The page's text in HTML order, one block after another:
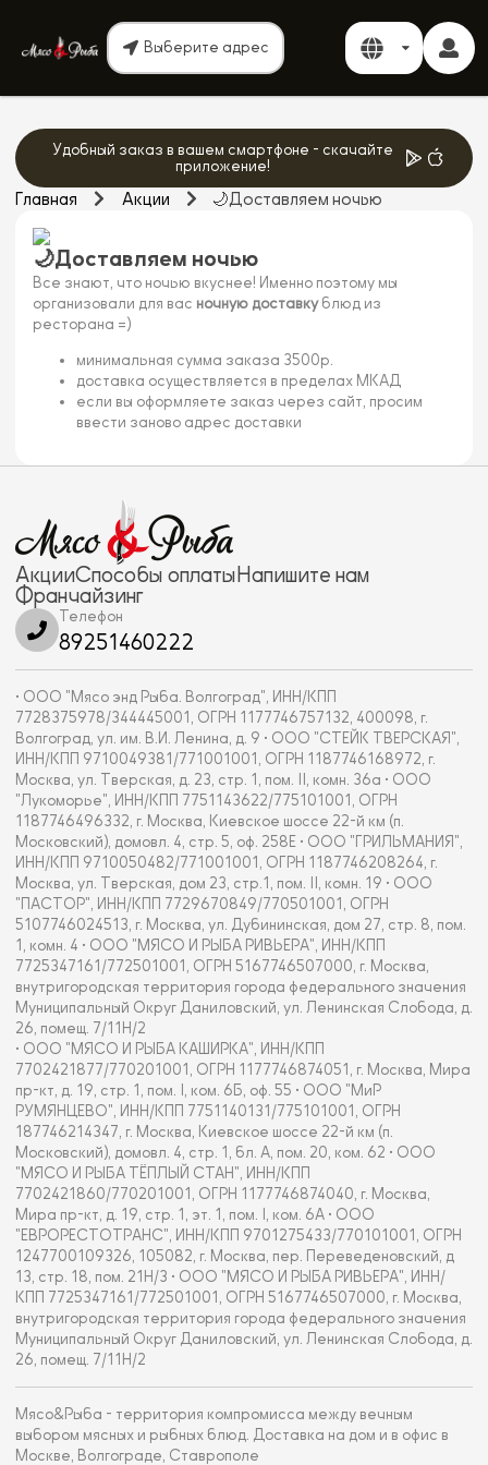
Выберите адрес
Удобный заказ в вашем смартфоне - скачайте
приложение!
Главная Акции 🌙Доставляем ночью
🌙Доставляем ночью
Все знают, что ночью вкуснее! Именно поэтому мы
организовали для вас ночную доставкублюд из
ресторана =)
минимальная сумма заказа 3500р.
доставка осуществляется в пределах МКАД
если вы оформляете заказ через сайт, просим
ввести заново адрес доставки
АкцииСпособы оплатыНапишите нам
Франчайзинг
Телефон
89251460222
• ООО "Мясо энд Рыба. Волгоград", ИНН/КПП
7728375978/344445001, ОГРН 1177746757132, 400098, г.
Волгоград, ул. им. В.И. Ленина, д. 9 • ООО "СТЕЙК ТВЕРСКАЯ",
ИНН/КПП 9710049381/771001001, ОГРН 1187746168972, г.
Москва, ул. Тверская, д. 23, стр. 1, пом. II, комн. 36а • ООО
"Лукоморье", ИНН/КПП 7751143622/775101001, ОГРН
1187746496332, г. Москва, Киевское шоссе 22-й км (п.
Московский), домовл. 4, стр. 5, оф. 258Е • ООО "ГРИЛЬМАНИЯ",
ИНН/КПП 9710050482/771001001, ОГРН 1187746208264, г.
Москва, ул. Тверская, дом 23, стр.1, пом. II, комн. 19 • ООО
"ПАСТОР", ИНН/КПП 7729670849/770501001, ОГРН
5107746024513, г. Москва, ул. Дубининская, дом 27, стр. 8, пом.
1, комн. 4 • ООО "МЯСО И РЫБА РИВЬЕРА", ИНН/КПП
7725347161/772501001, ОГРН 5167746507000, г. Москва,
внутригородская территория города федерального значения
Муниципальный Округ Даниловский, ул. Ленинская Слобода, д.
26, помещ. 7/11Н/2
• ООО "МЯСО И РЫБА КАШИРКА", ИНН/КПП
7702421877/770201001, ОГРН 1177746874051, г. Москва, Мира
пр-кт, д. 19, стр. 1, пом. I, ком. 6Б, оф. 55 • ООО "МиР
РУМЯНЦЕВО", ИНН/КПП 7751140131/775101001, ОГРН
187746214347, г. Москва, Киевское шоссе 22-й км (п.
Московский), домовл. 4, стр. 1, бл. А, пом. 20, ком. 62 • ООО
"МЯСО И РЫБА ТЁПЛЫЙ СТАН", ИНН/КПП
7702421860/770201001, ОГРН 1177746874040, г. Москва,
Мира пр-кт, д. 19, стр. 1, эт. 1, пом. I, ком. 6А • ООО
"ЕВРОРЕСТОТРАНС", ИНН/КПП 9701275433/770101001, ОГРН
1247700109326, 105082, г. Москва, пер. Переведеновский, д
13, стр. 18, пом. 21Н/3 • ООО "МЯСО И РЫБА РИВЬЕРА", ИНН/
КПП 7725347161/772501001, ОГРН 5167746507000, г. Москва,
внутригородская территория города федерального значения
Муниципальный Округ Даниловский, ул. Ленинская Слобода, д.
26, помещ. 7/11Н/2
Мясо&Рыба - территория компромисса между вечным
выбором мясных и рыбных блюд. Доставка на дом и в офис в
Москве, Волгограде, Ставрополе